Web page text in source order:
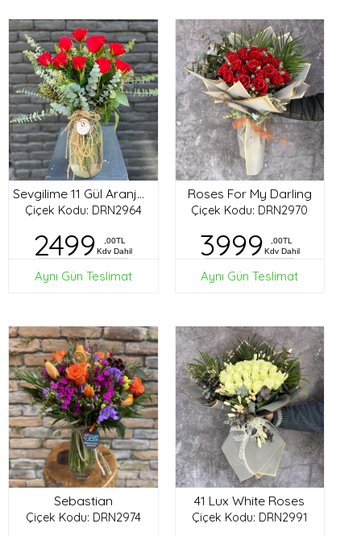
Sevgilime 11 Gül Aranjman
Çiçek Kodu: DRN2964
2499
,00TL
Kdv Dahil
Aynı Gün Teslimat
Roses For My Darling
Çiçek Kodu: DRN2970
3999
,00TL
Kdv Dahil
Aynı Gün Teslimat
Sebastian
Çiçek Kodu: DRN2974
41 Lux White Roses
Çiçek Kodu: DRN2991